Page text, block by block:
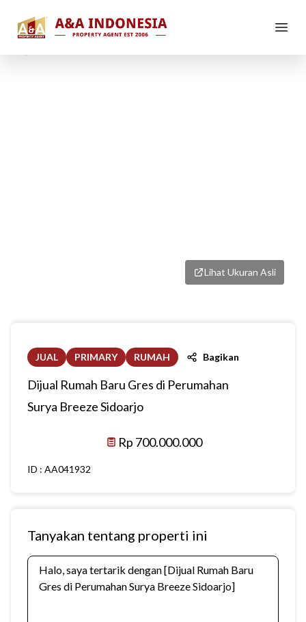
Lihat Ukuran Asli
JUAL PRIMARY RUMAH Bagikan
Dijual Rumah Baru Gres di Perumahan
Surya Breeze Sidoarjo
Rp 700.000.000
ID : AA041932
Tanyakan tentang properti ini